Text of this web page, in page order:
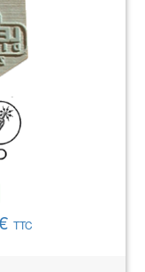
TTC